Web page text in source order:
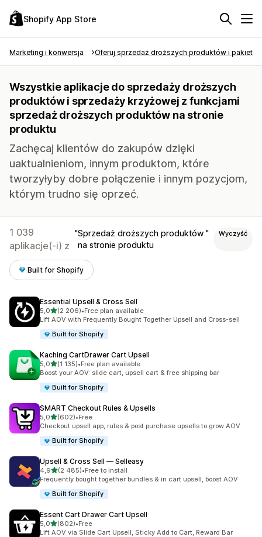
Shopify App Store
Marketing i konwersja Oferuj sprzedaż droższych produktów i
Wszystkie aplikacje do sprzedaży droższych
produktów i sprzedaży krzyżowej z funkcjami
sprzedaż droższych produktów na stronie
produktu
Zachęcaj klientów do zakupów dzięki
uaktualnieniom, innym produktom, które
tworzyłyby dobre połączenie i innym pozycjom,
którym trudno się oprzeć.
1 039
aplikacje(-i) z
Sprzedaż droższych produktów
na stronie produktu
Wyczyść
Built for Shopify
Essential Upsell & Cross Sell
5,0na 5 gwiazdek
(2 206)
Łączna liczba recenzji: 2206
•Free plan available
Lift AOV with Frequently Bought Together Upsell and Cross-sell
Built for Shopify
Kaching CartDrawer Cart Upsell
5,0na 5 gwiazdek
(1 135)
Łączna liczba recenzji: 1135
•Free plan available
Boost your AOV: slide cart, upsell cart & free shipping bar
Built for Shopify
SMART Checkout Rules & Upsells
5,0na 5 gwiazdek
(602)
Łączna liczba recenzji: 602
•Free
Checkout upsell app, rules & post purchase upsells to grow AOV
Built for Shopify
Upsell & Cross Sell — Selleasy
4,9na 5 gwiazdek
(2 485)
Łączna liczba recenzji: 2485
•Free to install
Frequently bought together bundles & in cart upsell, boost AOV
Built for Shopify
Essent Cart Drawer Cart Upsell
5,0na 5 gwiazdek
(802)
Łączna liczba recenzji: 802
•Free
Lift AOV via Slide Cart Upsell, Sticky Add to Cart, Reward Bar